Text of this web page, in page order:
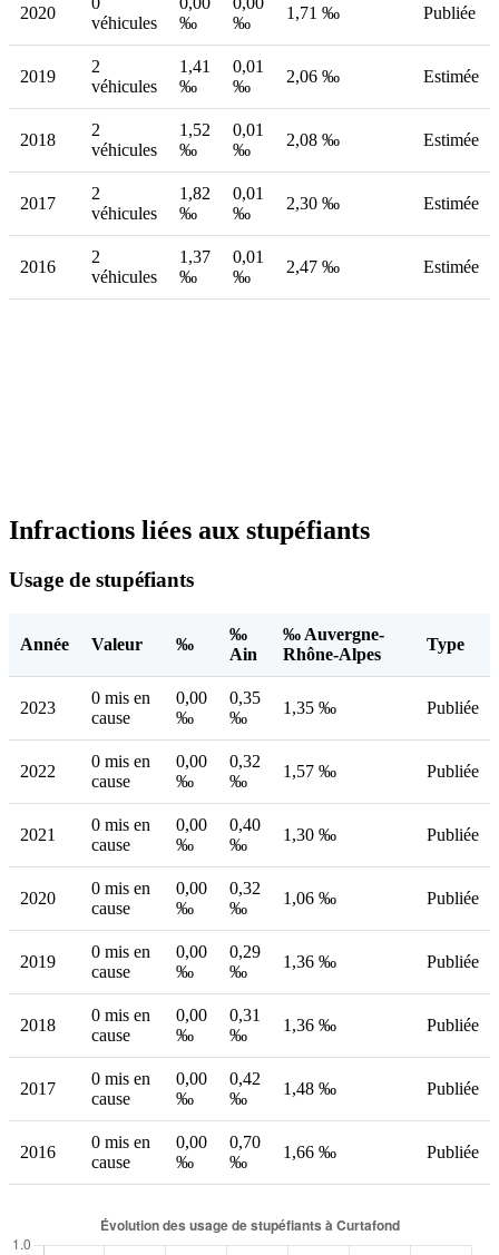
2020
véhicules
‰
‰
1,71 ‰ Publiée
2019
2
véhicules
1,41
‰
0,01
‰
2,06 ‰ Estimée
2018
2
véhicules
1,52
‰
0,01
‰
2,08 ‰ Estimée
2017
2
véhicules
1,82
‰
0,01
‰
2,30 ‰ Estimée
2016
2
véhicules
1,37
‰
0,01
‰
2,47 ‰ Estimée
Infractions liées aux stupéfiants
Usage de stupéfiants
Année Valeur ‰
‰
Ain
‰ Auvergne-
Rhône-Alpes
Type
2023
0 mis en
cause
0,00
‰
0,35
‰
1,35 ‰ Publiée
2022
0 mis en
cause
0,00
‰
0,32
‰
1,57 ‰ Publiée
2021
0 mis en
cause
0,00
‰
0,40
‰
1,30 ‰ Publiée
2020
0 mis en
cause
0,00
‰
0,32
‰
1,06 ‰ Publiée
2019
0 mis en
cause
0,00
‰
0,29
‰
1,36 ‰ Publiée
2018
0 mis en
cause
0,00
‰
0,31
‰
1,36 ‰ Publiée
2017
0 mis en
cause
0,00
‰
0,42
‰
1,48 ‰ Publiée
2016
0 mis en
cause
0,00
‰
0,70
‰
1,66 ‰ Publiée